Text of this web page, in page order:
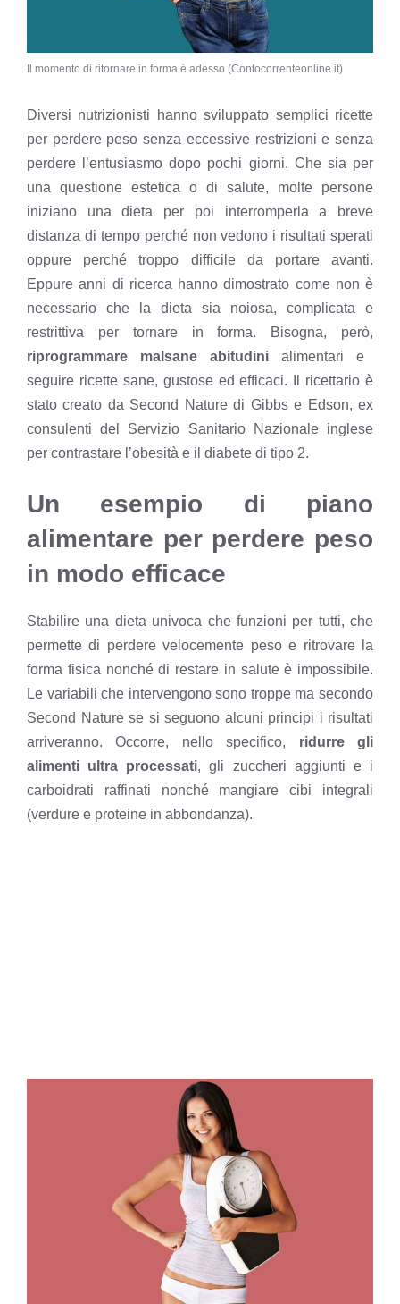
Il momento di ritornare in forma è adesso (Contocorrenteonline.it)
Diversi nutrizionisti hanno sviluppato semplici ricette
per perdere peso senza eccessive restrizioni e senza
perdere l’entusiasmo dopo pochi giorni. Che sia per
una questione estetica o di salute, molte persone
iniziano una dieta per poi interromperla a breve
distanza di tempo perché non vedono i risultati sperati
oppure perché troppo difficile da portare avanti.
Eppure anni di ricerca hanno dimostrato come non è
necessario che la dieta sia noiosa, complicata e
restrittiva per tornare in forma. Bisogna, però,
riprogrammare malsane abitudini alimentari e
seguire ricette sane, gustose ed efficaci. Il ricettario è
stato creato da Second Nature di Gibbs e Edson, ex
consulenti del Servizio Sanitario Nazionale inglese
per contrastare l’obesità e il diabete di tipo 2.
Un esempio di piano
alimentare per perdere peso
in modo efficace
Stabilire una dieta univoca che funzioni per tutti, che
permette di perdere velocemente peso e ritrovare la
forma fisica nonché di restare in salute è impossibile.
Le variabili che intervengono sono troppe ma secondo
Second Nature se si seguono alcuni principi i risultati
arriveranno. Occorre, nello specifico, ridurre gli
alimenti ultra processati, gli zuccheri aggiunti e i
carboidrati raffinati nonché mangiare cibi integrali
(verdure e proteine in abbondanza).